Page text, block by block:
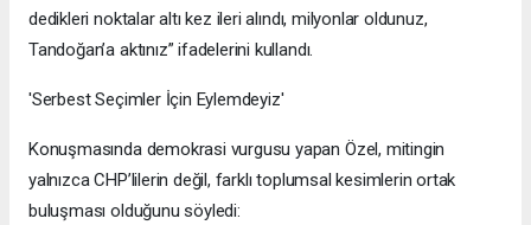
dedikleri noktalar altı kez ileri alındı, milyonlar oldunuz,
Tandoğan’a aktınız” ifadelerini kullandı.
'Serbest Seçimler İçin Eylemdeyiz'
Konuşmasında demokrasi vurgusu yapan Özel, mitingin
yalnızca CHP’lilerin değil, farklı toplumsal kesimlerin ortak
buluşması olduğunu söyledi: